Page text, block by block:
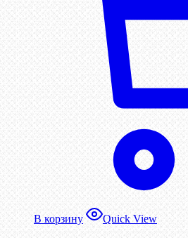
В корзину Quick View